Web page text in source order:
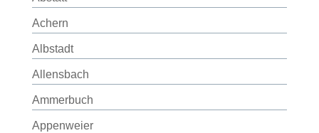
Achern
Albstadt
Allensbach
Ammerbuch
Appenweier